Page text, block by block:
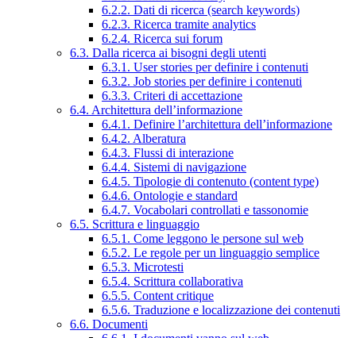
6.2.2. Dati di ricerca (search keywords)
6.2.3. Ricerca tramite analytics
6.2.4. Ricerca sui forum
6.3. Dalla ricerca ai bisogni degli utenti
6.3.1. User stories per definire i contenuti
6.3.2. Job stories per definire i contenuti
6.3.3. Criteri di accettazione
6.4. Architettura dell’informazione
6.4.1. Definire l’architettura dell’informazione
6.4.2. Alberatura
6.4.3. Flussi di interazione
6.4.4. Sistemi di navigazione
6.4.5. Tipologie di contenuto (content type)
6.4.6. Ontologie e standard
6.4.7. Vocabolari controllati e tassonomie
6.5. Scrittura e linguaggio
6.5.1. Come leggono le persone sul web
6.5.2. Le regole per un linguaggio semplice
6.5.3. Microtesti
6.5.4. Scrittura collaborativa
6.5.5. Content critique
6.5.6. Traduzione e localizzazione dei contenuti
6.6. Documenti